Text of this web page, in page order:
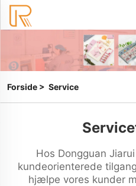
Forside > Service
Hos Dongguan
kundeorienterede
hjælpe vores kunder